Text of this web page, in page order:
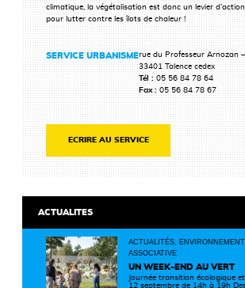
climatique, la végétalisation est donc un levier
pour lutter contre les îlots de chaleur !
SERVICE URBANISMErue du Professeur Arnozan
33401 Talence cedex
Tél :05 56 84 78 64
Fax : 05 56 84 78 67
ECRIRE AU SERVICE
ACTUALITES
ACTUALITÉS,
ASSOCIATIVE
UN WEEK-END AU VERT
Journée transition écologique
12 septembre de 14h à 19h